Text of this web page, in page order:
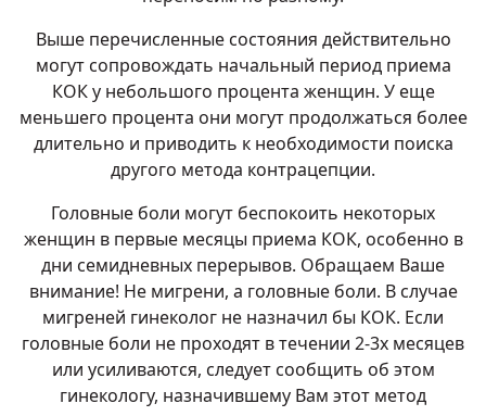
Выше перечисленные состояния действительно
могут сопровождать начальный период приема
КОК у небольшого процента женщин. У еще
меньшего процента они могут продолжаться более
длительно и приводить к необходимости поиска
другого метода контрацепции.
Головные боли могут беспокоить некоторых
женщин в первые месяцы приема КОК, особенно в
дни семидневных перерывов. Обращаем Ваше
внимание! Не мигрени, а головные боли. В случае
мигреней гинеколог не назначил бы КОК. Если
головные боли не проходят в течении 2-3х месяцев
или усиливаются, следует сообщить об этом
гинекологу, назначившему Вам этот метод